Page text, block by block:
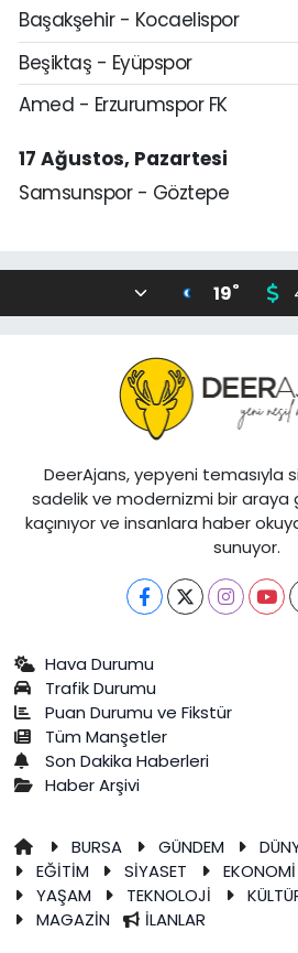
Başakşehir - Kocaelispor
Beşiktaş - Eyüpspor
Amed - Erzurumspor FK
17 Ağustos, Pazartesi
Samsunspor - Göztepe
19°
DeerAjans, yepyeni temasıyla
sadelik ve modernizmi bir
kaçınıyor ve insanlara haber
sunuyor.
Hava Durumu
Trafik Durumu
Puan Durumu ve Fikstür
Tüm Manşetler
Son Dakika Haberleri
Haber Arşivi
BURSA GÜNDEM
EĞİTİM
SİYASET EKONOMİ
YAŞAM
TEKNOLOJİ
MAGAZİN
İLANLAR